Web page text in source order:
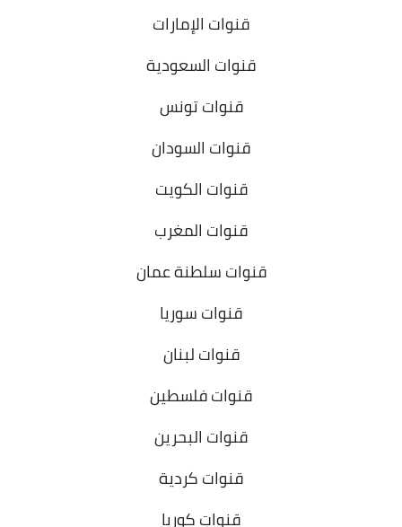
قنوات الإمارات
قنوات السعودية
قنوات تونس
قنوات السودان
قنوات الكويت
قنوات المغرب
قنوات سلطنة عمان
قنوات سوريا
قنوات لبنان
قنوات فلسطين
قنوات البحرين
قنوات كردية
قنوات كوريا